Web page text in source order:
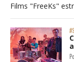
Films "FreeKs"